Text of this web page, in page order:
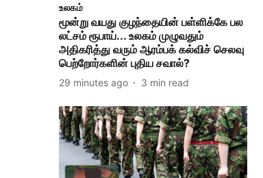
உலகம்
மூன்று வயது குழந்தையின் பள்ளிக்கே பல
லட்சம் ரூபாய்... உலகம் முழுவதும்
அதிகரித்து வரும் ஆரம்பக் கல்விச் செலவு
பெற்றோர்களின் புதிய சவால்?
29 minutes ago 3 min read